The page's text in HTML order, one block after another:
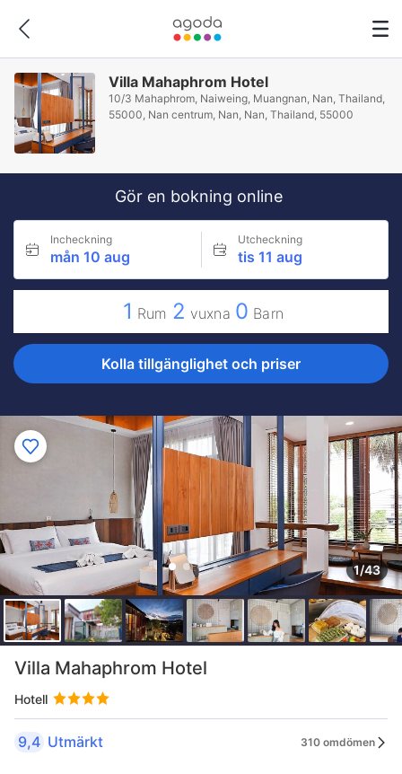
Villa Mahaphrom Hotel
10/3 Mahaphrom, Naiweing, Muangnan, Nan, Thailand,
55000, Nan centrum, Nan, Nan, Thailand, 55000
Gör en bokning online
Incheckning
mån 10 aug
Utcheckning
tis 11 aug
1 Rum 2 vuxna 0 Barn
Kolla tillgänglighet och priser
1/43
Villa Mahaphrom Hotel
Hotell
9,4 Utmärkt 310 omdömen